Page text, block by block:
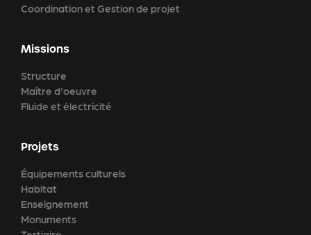
Coordination et Gestion de projet
Missions
Structure
Maître d'oeuvre
Fluide et électricité
Projets
Équipements culturels
Habitat
Enseignement
Monuments